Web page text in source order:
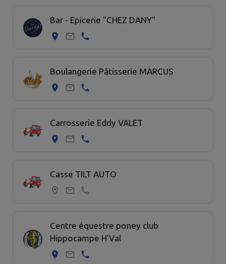
Bar - Epicerie "CHEZ DANY"
Boulangerie Pâtisserie MARCUS
Carrosserie Eddy VALET
Casse TILT AUTO
Centre équestre poney club
Hippocampe H'Val